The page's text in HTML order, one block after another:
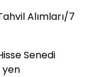
Alımları/7
Senedi
yen